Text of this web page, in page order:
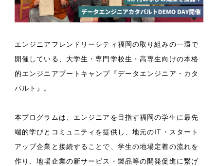
エンジニアフレンドリーシティ福岡の取り組みの一環で
開催している、大学生・専門学校生・高専生向けの本格
的エンジニアブートキャンプ『データエンジニア・カタ
パルト』。
本プログラムは、エンジニアを目指す福岡の学生に最先
端的学びとコミュニティを提供し、地元のIT・スタート
アップ企業と接続することで、学生の地場定着の流れを
作り、地場企業の新サービス・製品等の開発促進に繋げ